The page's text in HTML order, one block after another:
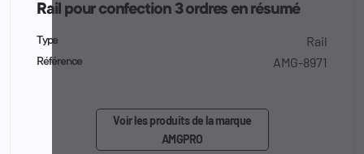
Rail pour confection 3 ordres en résumé
Type Rail
Référence AMG-8971
Voir les produits de la marque
AMGPRO